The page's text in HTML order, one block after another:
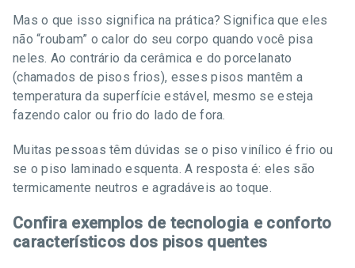
Mas o que isso significa na prática? Significa que eles
não “roubam” o calor do seu corpo quando você pisa
neles. Ao contrário da cerâmica e do porcelanato
(chamados de pisos frios), esses pisos mantêm a
temperatura da superfície estável, mesmo se esteja
fazendo calor ou frio do lado de fora.
Muitas pessoas têm dúvidas se o piso vinílico é frio ou
se o piso laminado esquenta. A resposta é: eles são
termicamente neutros e agradáveis ao toque.
Confira exemplos de tecnologia e conforto
característicos dos pisos quentes